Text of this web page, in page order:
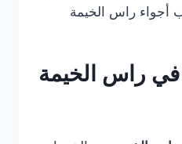
أجواء راس الخيمة
في راس الخيمة